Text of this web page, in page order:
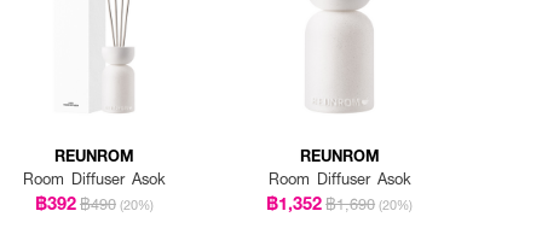
REUNROM
Room Diffuser Asok
฿392฿490 (20%)
REUNROM
Room Diffuser Asok
฿1,352฿1,690 (20%)